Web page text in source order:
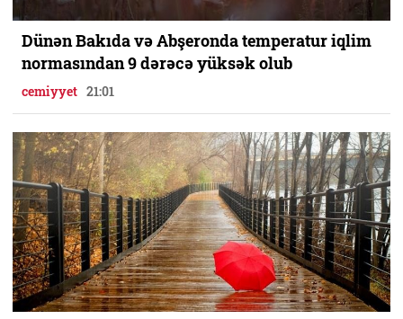
Dünən Bakıda və Abşeronda temperatur iqlim
normasından 9 dərəcə yüksək olub
cemiyyet 21:01